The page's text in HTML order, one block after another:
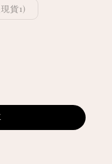
貨1)